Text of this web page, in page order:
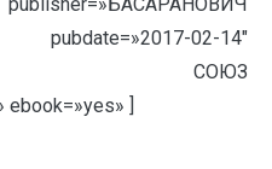
02-14″
СОЮЗ
]